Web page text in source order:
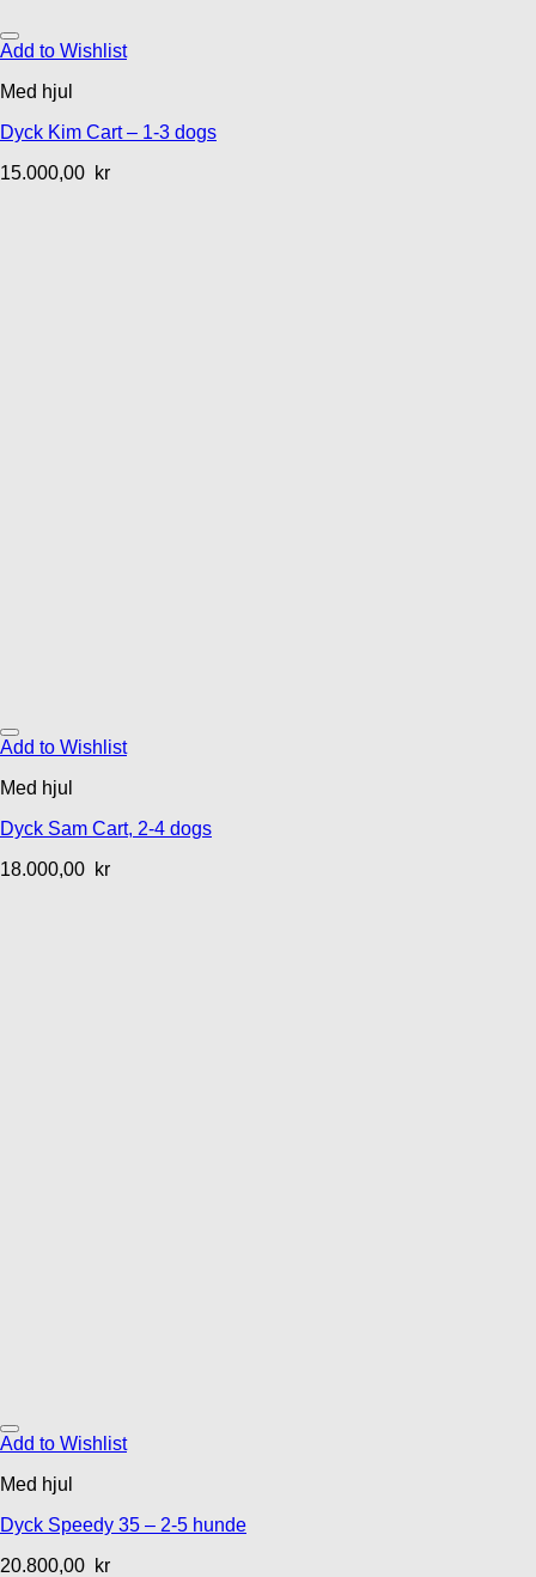
Add to Wishlist
Med hjul
Dyck Kim Cart – 1-3 dogs
15.000,00 kr
Add to Wishlist
Med hjul
Dyck Sam Cart, 2-4 dogs
18.000,00 kr
Add to Wishlist
Med hjul
Dyck Speedy 35 – 2-5 hunde
20.800,00 kr